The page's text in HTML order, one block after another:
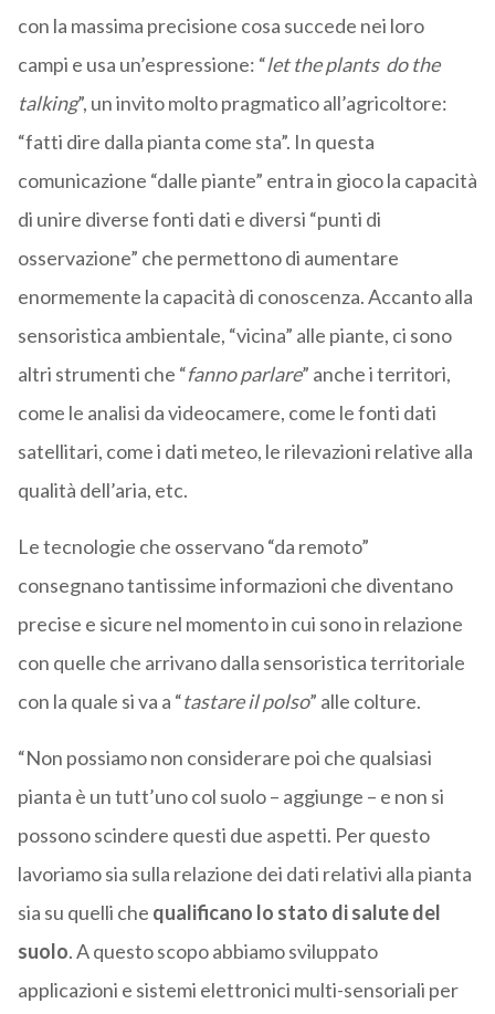
con la massima precisione cosa succede nei loro
campi e usa un’espressione: “let the plants do the
talking”, un invito molto pragmatico all’agricoltore:
“fatti dire dalla pianta come sta”. In questa
comunicazione “dalle piante” entra in gioco la capacità
di unire diverse fonti dati e diversi “punti di
osservazione” che permettono di aumentare
enormemente la capacità di conoscenza. Accanto alla
sensoristica ambientale, “vicina” alle piante, ci sono
altri strumenti che “fanno parlare” anche i territori,
come le analisi da videocamere, come le fonti dati
satellitari, come i dati meteo, le rilevazioni relative alla
qualità dell’aria, etc.
Le tecnologie che osservano “da remoto”
consegnano tantissime informazioni che diventano
precise e sicure nel momento in cui sono in relazione
con quelle che arrivano dalla sensoristica territoriale
con la quale si va a “tastare il polso” alle colture.
“Non possiamo non considerare poi che qualsiasi
pianta è un tutt’uno col suolo – aggiunge – e non si
possono scindere questi due aspetti. Per questo
lavoriamo sia sulla relazione dei dati relativi alla pianta
sia su quelli che qualificano lo stato di salute del
suolo. A questo scopo abbiamo sviluppato
applicazioni e sistemi elettronici multi-sensoriali per